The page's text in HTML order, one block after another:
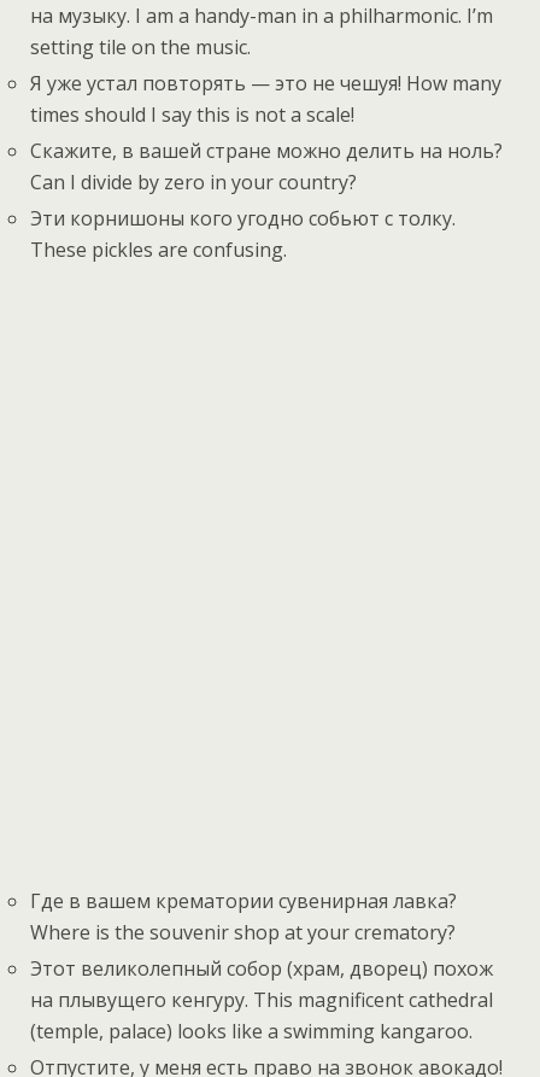
на музыку. I am a handy-man in a philharmonic. I’m
setting tile on the music.
Я уже устал повторять — это не чешуя! How many
times should I say this is not a scale!
Скажите, в вашей стране можно делить на ноль?
Can I divide by zero in your country?
Эти корнишоны кого угодно собьют с толку.
These pickles are confusing.
Где в вашем крематории сувенирная лавка?
Where is the souvenir shop at your crematory?
Этот великолепный собор (храм, дворец) похож
на плывущего кенгуру. This magnificent cathedral
(temple, palace) looks like a swimming kangaroo.
Отпустите, у меня есть право на звонок авокадо!